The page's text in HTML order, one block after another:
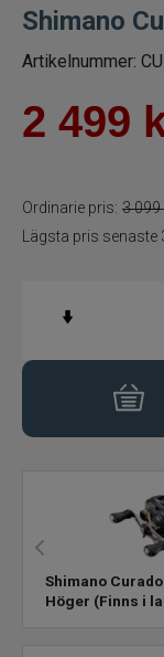
Spön
Fiskeset
Fiskedrag
Småplock
Trolling
Shimano
Artikelnummer:
2 499
Ordinarie pris: 3 099
Lägsta pris senaste
Shimano Curado
Höger (Finns i